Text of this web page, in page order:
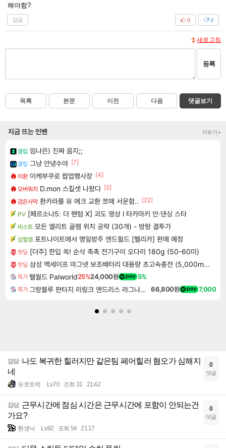
해야함?
답글 0
0
새로고침
등록
목록 본문 이전 다음 댓글보기
지금 뜨는 인벤 더보기+
클립 임나은) 진짜 음지;;
클립 그냥 안녕수야 [7]
이환 이케부쿠로 팝업행사장 [4]
오버워치 D.mon 스킬셋 나왔다 [5]
검은사막 환카라를 유 에크 교환 쪼매 서운함.. [22]
PV [페르소나5: 더 팬텀 X] 괴도 영상 l 타카마키 안·댄싱 스타
비스트 모든 엘리트 골렘 위치 공략 (30개) - 방랑 결투가
섭컬겜 포트나이트에서 명일방주 엔드필드 [펠리카] 판매 예정
핫딜 [더주] 한입 쏙! 순삭 촉촉 전기구이 오다리 180g (50-60미)
핫딜 삼성 맥세이프 마그넷 보조배터리 대용량 초고속충전 (5,000mAh 유선25W 무선15W)
특가 팰월드 Palworld25%24,000원 5%
특가 그랑블루 판타지 리링크 엔드리스 라그나로크 Granblue Fantasy Relink Endless Ragnarok 66,800원 7,000
잡담 나도 복귀한 힐러지만 같은팀 페어힐러 혐오가 심해지
네
유로트럭 Lv.70 조회 31 21:42
0
댓글
잡담 근무시간에 점심 시간은 근무시간에 포함이 안되는건
가요?
환생닉 Lv.92 조회 54 21:17
0
댓글